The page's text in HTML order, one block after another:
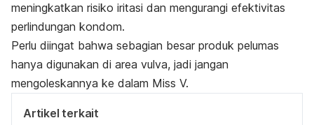
meningkatkan risiko iritasi dan mengurangi efektivitas
perlindungan kondom.
Perlu diingat bahwa sebagian besar produk pelumas
hanya digunakan di area vulva, jadi jangan
mengoleskannya ke dalam Miss V.
Artikel terkait